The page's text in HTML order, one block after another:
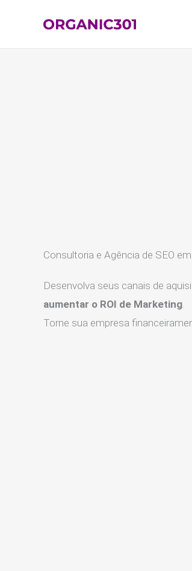
Consultoria e Agência de SEO
Desenvolva seus canais de
aumentar o ROI de Marketing.
Torne sua empresa